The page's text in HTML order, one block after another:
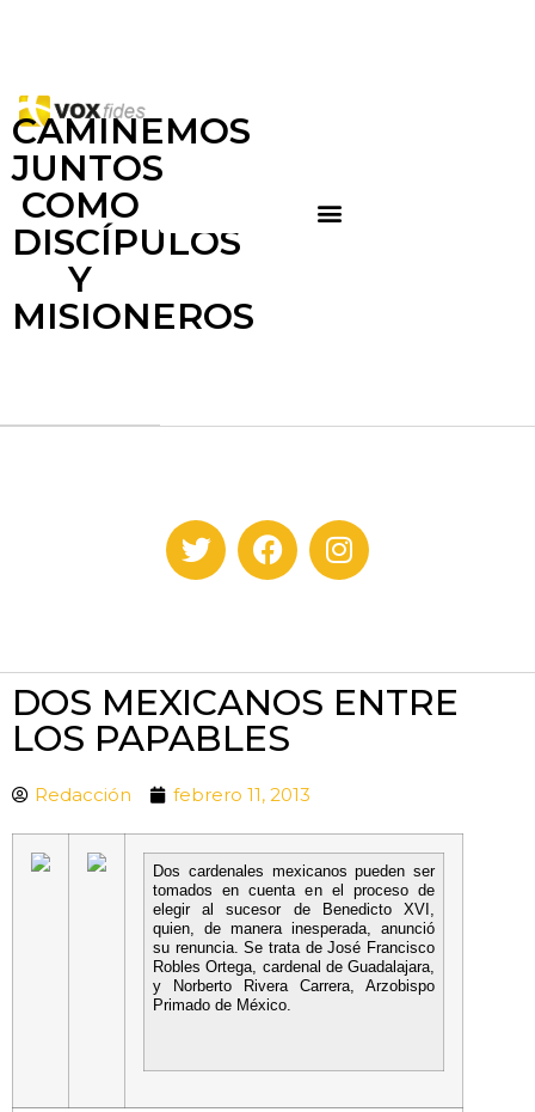
CAMINEMOS
JUNTOS
COMO
DISCÍPULOS
Y
MISIONEROS
DOS MEXICANOS ENTRE
LOS PAPABLES
Redacción febrero 11, 2013
Dos cardenales mexicanos pueden ser
tomados en cuenta en el proceso de
elegir al sucesor de Benedicto XVI,
quien, de manera inesperada, anunció
su renuncia. Se trata de José Francisco
Robles Ortega, cardenal de Guadalajara,
y Norberto Rivera Carrera, Arzobispo
Primado de México.